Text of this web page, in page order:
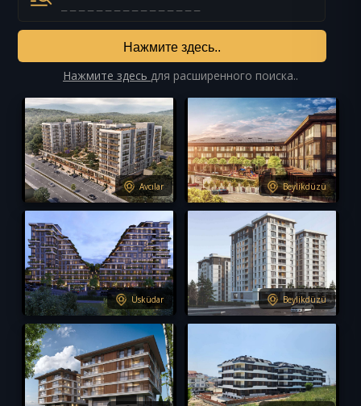
Нажмите здесь..
Нажмите здесь для расширенного поиска..
Avcılar Beylikdüzü
S-509
Üsküdar
S-507
Beylikdüzü
S-506 S-504
S-503 S-498